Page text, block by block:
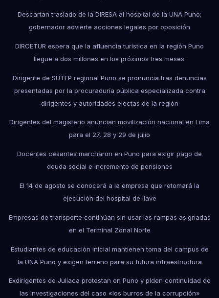
Descartan traslado de la DIRESA al hospital de la UNA Puno;
gobernador advierte acciones legales por oposición
DIRCETUR espera que la afluencia turística en la región Puno
llegue a dos millones en los próximos tres meses.
Dirigente de SUTEP regional Puno se pronuncia tras denuncias
presentadas por la procuraduría pública especializada contra
dirigentes y autoridades electas de la región
Dirigentes del magisterio anuncian movilización nacional en Lima
para el 27, 28 y 29 de julio
Docentes cesantes marcharon en Puno para exigir pago de
deuda social e incremento de pensiones
El 14 de agosto se conocerá a la empresa que retomará la
ejecución del hospital de Ilave
Empresas de transporte continúan sin usar las rampas asignadas
en el Terminal Zonal Norte
Estudiantes de educación inicial mantienen toma del campus de
la UNA Puno y exigen terreno para su futura infraestructura
Exdirigentes de Juliaca protestan en Puno y piden continuidad de
las investigaciones del caso «los burros de la corrupción»